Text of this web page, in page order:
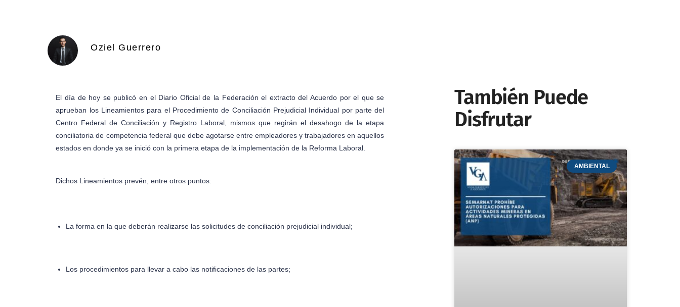
Oziel Guerrero
El día de hoy se publicó en el Diario Oficial de la Federación el extracto del Acuerdo por el que se
aprueban los Lineamientos para el Procedimiento de Conciliación Prejudicial Individual por parte del
Centro Federal de Conciliación y Registro Laboral, mismos que regirán el desahogo de la etapa
conciliatoria de competencia federal que debe agotarse entre empleadores y trabajadores en aquellos
estados en donde ya se inició con la primera etapa de la implementación de la Reforma Laboral.
Dichos Lineamientos prevén, entre otros puntos:
La forma en la que deberán realizarse las solicitudes de conciliación prejudicial individual;
Los procedimientos para llevar a cabo las notificaciones de las partes;
También Puede
Disfrutar
AMBIENTAL